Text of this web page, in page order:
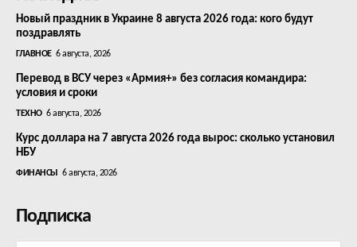
Новый праздник в Украине 8 августа 2026 года: кого будут
поздравлять
ГЛАВНОЕ 6 августа, 2026
Перевод в ВСУ через «Армия+» без согласия командира:
условия и сроки
ТЕХНО 6 августа, 2026
Курс доллара на 7 августа 2026 года вырос: сколько установил
НБУ
ФИНАНСЫ 6 августа, 2026
Подписка